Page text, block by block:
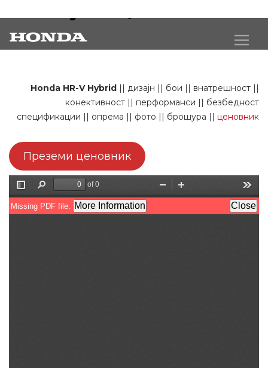
Honda HR-V Hybrid || дизајн || бои || внатрешност ||
конективност || перформанси || безбедност
спецификации || опрема || фото || брошура || ценовник
Преземи ценовник